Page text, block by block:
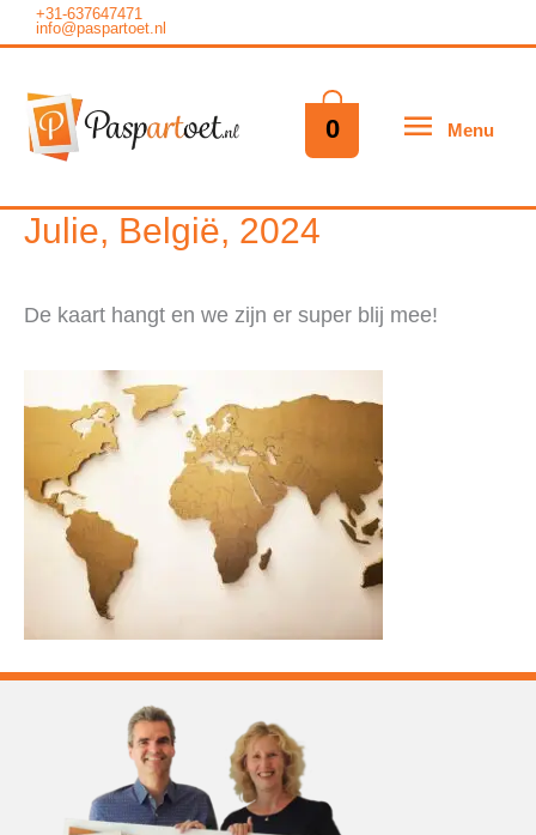
inhoud
+31-637647471
info@paspartoet.nl
Menu
Menu
0
Julie, België, 2024
De kaart hangt en we zijn er super blij mee!